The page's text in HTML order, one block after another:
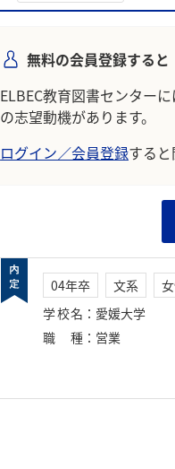
無料の会員登録すると
ELBEC教育図書センターに
の志望動機があります。
ログイン／会員登録すると
04年卒 文系
学校名 ： 愛媛大学
職種 ： 営業